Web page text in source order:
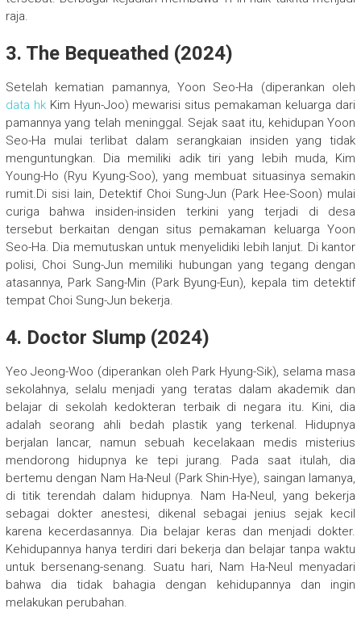
raja.
3. The Bequeathed (2024)
Setelah kematian pamannya, Yoon Seo-Ha (diperankan oleh
data hkKim Hyun-Joo) mewarisi situs pemakaman keluarga dari
pamannya yang telah meninggal. Sejak saat itu, kehidupan Yoon
Seo-Ha mulai terlibat dalam serangkaian insiden yang tidak
menguntungkan. Dia memiliki adik tiri yang lebih muda, Kim
Young-Ho (Ryu Kyung-Soo), yang membuat situasinya semakin
rumit.Di sisi lain, Detektif Choi Sung-Jun (Park Hee-Soon) mulai
curiga bahwa insiden-insiden terkini yang terjadi di desa
tersebut berkaitan dengan situs pemakaman keluarga Yoon
Seo-Ha. Dia memutuskan untuk menyelidiki lebih lanjut. Di kantor
polisi, Choi Sung-Jun memiliki hubungan yang tegang dengan
atasannya, Park Sang-Min (Park Byung-Eun), kepala tim detektif
tempat Choi Sung-Jun bekerja.
4. Doctor Slump (2024)
Yeo Jeong-Woo (diperankan oleh Park Hyung-Sik), selama masa
sekolahnya, selalu menjadi yang teratas dalam akademik dan
belajar di sekolah kedokteran terbaik di negara itu. Kini, dia
adalah seorang ahli bedah plastik yang terkenal. Hidupnya
berjalan lancar, namun sebuah kecelakaan medis misterius
mendorong hidupnya ke tepi jurang. Pada saat itulah, dia
bertemu dengan Nam Ha-Neul (Park Shin-Hye), saingan lamanya,
di titik terendah dalam hidupnya. Nam Ha-Neul, yang bekerja
sebagai dokter anestesi, dikenal sebagai jenius sejak kecil
karena kecerdasannya. Dia belajar keras dan menjadi dokter.
Kehidupannya hanya terdiri dari bekerja dan belajar tanpa waktu
untuk bersenang-senang. Suatu hari, Nam Ha-Neul menyadari
bahwa dia tidak bahagia dengan kehidupannya dan ingin
melakukan perubahan.